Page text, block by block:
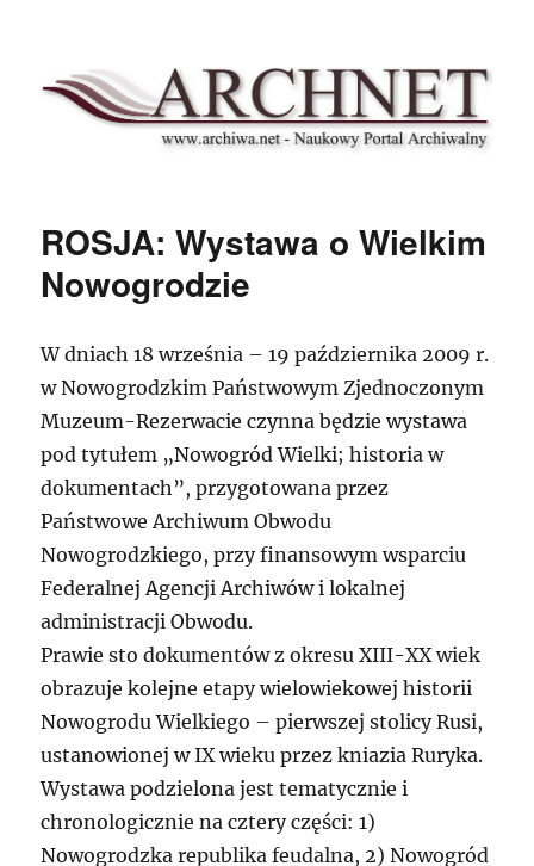
Archnet
ROSJA: Wystawa o Wielkim
Nowogrodzie
W dniach 18 września – 19 października 2009 r.
w Nowogrodzkim Państwowym Zjednoczonym
Muzeum-Rezerwacie czynna będzie wystawa
pod tytułem „Nowogród Wielki; historia w
dokumentach”, przygotowana przez
Państwowe Archiwum Obwodu
Nowogrodzkiego, przy finansowym wsparciu
Federalnej Agencji Archiwów i lokalnej
administracji Obwodu.
Prawie sto dokumentów z okresu XIII-XX wiek
obrazuje kolejne etapy wielowiekowej historii
Nowogrodu Wielkiego – pierwszej stolicy Rusi,
ustanowionej w IX wieku przez kniazia Ruryka.
Wystawa podzielona jest tematycznie i
chronologicznie na cztery części: 1)
Nowogrodzka republika feudalna, 2) Nowogród